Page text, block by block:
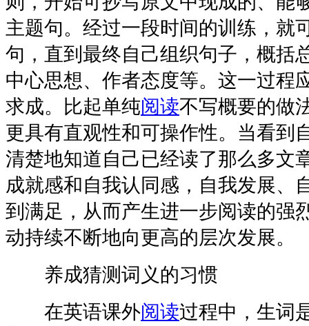
主题句。经过一段时间的训练，就
句，直到最终自己组织句子，概括
中心思想、作者态度等。这一过程
求成。比起单纯阅读不写概要的做
更具有直观性和可操作性。当看到
清楚地知道自己已经读了那么多文
成就感和自我认同感，自我发展、
到满足，从而产生进一步阅读的强
动持续不断地向更高的层次发展。
养成猜测词义的习惯
在英语课外阅读过程中，生词